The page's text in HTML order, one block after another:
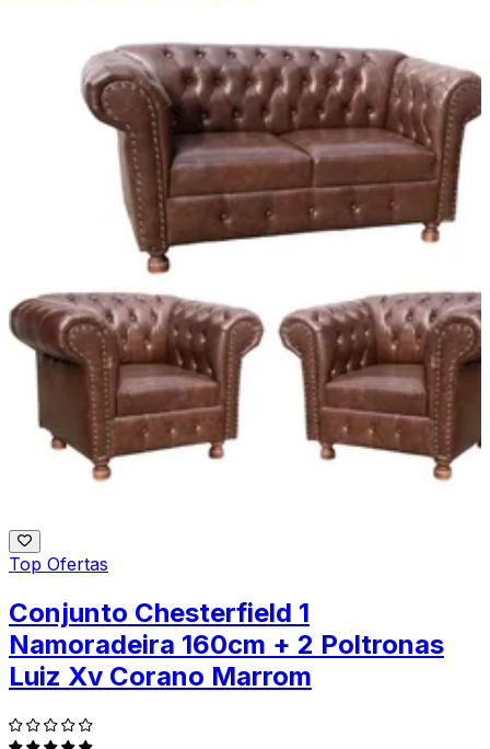
Top Ofertas
Conjunto Chesterfield 1
Namoradeira 160cm + 2 Poltronas
Luiz Xv Corano Marrom